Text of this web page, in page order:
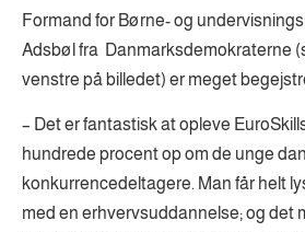
Formand for Børne- og
Adsbøl fra Danmarksdemokraterne
venstre på billedet) er meget
– Det er fantastisk at opleve
hundrede procent op om de unge
konkurrencedeltagere. Man får helt
med en erhvervsuddannelse; og det